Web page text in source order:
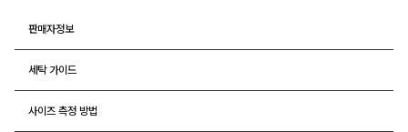
판매자정보
세탁 가이드
사이즈 측정 방법